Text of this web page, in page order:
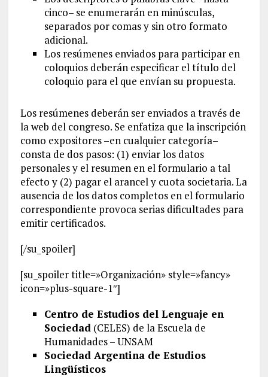
cinco– se enumerarán en minúsculas,
separados por comas y sin otro formato
adicional.
Los resúmenes enviados para participar en
coloquios deberán especificar el título del
coloquio para el que envían su propuesta.
Los resúmenes deberán ser enviados a través de
la web del congreso. Se enfatiza que la inscripción
como expositores –en cualquier categoría–
consta de dos pasos: (1) enviar los datos
personales y el resumen en el formulario a tal
efecto y (2) pagar el arancel y cuota societaria. La
ausencia de los datos completos en el formulario
correspondiente provoca serias dificultades para
emitir certificados.
[/su_spoiler]
[su_spoiler title=»Organización» style=»fancy»
icon=»plus-square-1″]
Centro de Estudios del Lenguaje en
Sociedad(CELES) de la Escuela de
Humanidades – UNSAM
Sociedad Argentina de Estudios
Lingüísticos